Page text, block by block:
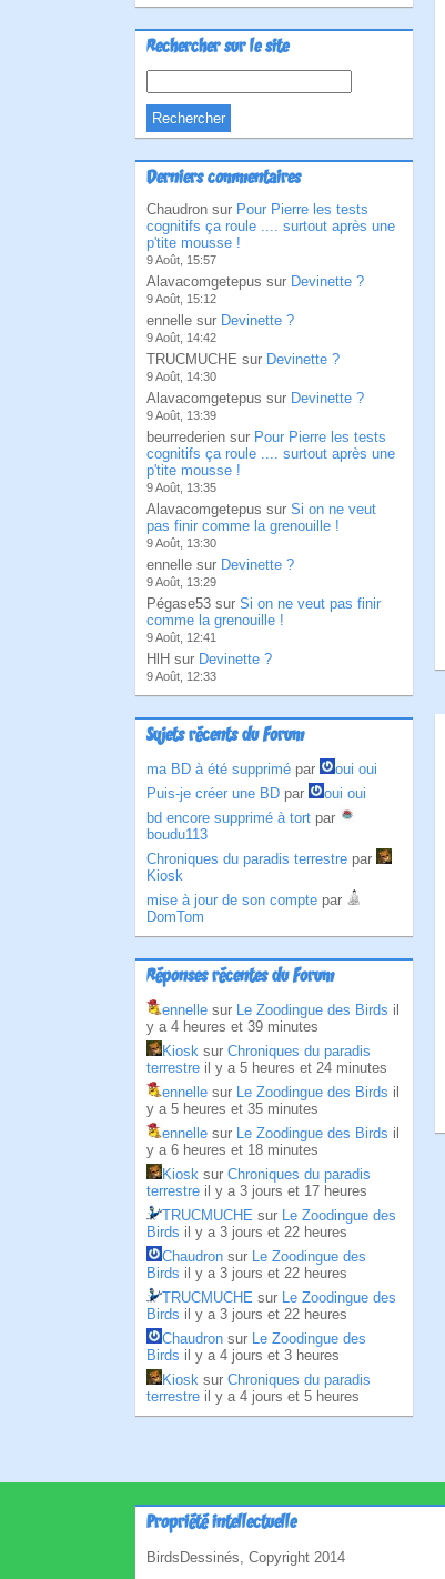
Rechercher sur le site
Derniers commentaires
Chaudron sur Pour Pierre les tests
cognitifs ça roule .... surtout après une
p'tite mousse !
9 Août, 15:57
Alavacomgetepus sur Devinette ?
9 Août, 15:12
ennelle sur Devinette ?
9 Août, 14:42
TRUCMUCHE sur Devinette ?
9 Août, 14:30
Alavacomgetepus sur Devinette ?
9 Août, 13:39
beurrederien sur Pour Pierre les tests
cognitifs ça roule .... surtout après une
p'tite mousse !
9 Août, 13:35
Alavacomgetepus sur Si on ne veut
pas finir comme la grenouille !
9 Août, 13:30
ennelle sur Devinette ?
9 Août, 13:29
Pégase53 sur Si on ne veut pas finir
comme la grenouille !
9 Août, 12:41
HlH sur Devinette ?
9 Août, 12:33
Sujets récents du Forum
ma BD à été supprimé par
oui oui
Puis-je créer une BD par
oui oui
bd encore supprimé à tort par
boudu113
Chroniques du paradis terrestre par
Kiosk
mise à jour de son compte par
DomTom
Réponses récentes du Forum
ennelle sur Le Zoodingue des Birds il
y a 4 heures et 39 minutes
Kiosk sur Chroniques du paradis
terrestre il y a 5 heures et 24 minutes
ennelle sur Le Zoodingue des Birds il
y a 5 heures et 35 minutes
ennelle sur Le Zoodingue des Birds il
y a 6 heures et 18 minutes
Kiosk sur Chroniques du paradis
terrestre il y a 3 jours et 17 heures
TRUCMUCHE sur Le Zoodingue des
Birds il y a 3 jours et 22 heures
Chaudron sur Le Zoodingue des
Birds il y a 3 jours et 22 heures
TRUCMUCHE sur Le Zoodingue des
Birds il y a 3 jours et 22 heures
Chaudron sur Le Zoodingue des
Birds il y a 4 jours et 3 heures
Kiosk sur Chroniques du paradis
terrestre il y a 4 jours et 5 heures
Propriété intellectuelle
BirdsDessinés, Copyright 2014